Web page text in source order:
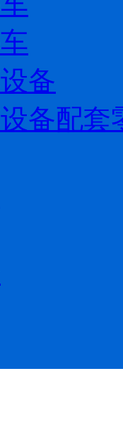
备
备配套